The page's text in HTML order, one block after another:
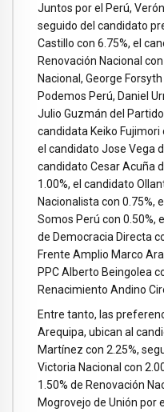
Juntos por el Perú,
seguido del candidato
Castillo con 6.75%, el
Renovación Nacional
Nacional, George
Podemos Perú, Daniel
Julio Guzmán del
candidata Keiko Fujimori
el candidato Jose Vega
candidato Cesar Acuña
1.00%, el candidato
Nacionalista con 0.75%,
Somos Perú con 0.50%,
de Democracia Directa
Frente Amplio Marco
PPC Alberto Beingolea
Renacimiento Andino
Entre tanto, las
Arequipa, ubican al
Martínez con 2.25%,
Victoria Nacional con
1.50% de Renovación
Mogrovejo de Unión por